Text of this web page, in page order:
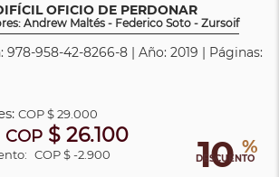
OFICIO DE PERDONAR
Andrew Maltés - Federico Soto - Zursoif
978-958-42-8266-8 | Año: 2019 | Páginas:
10 %
DESCUENTO
COP$ 29.000
COP $ 26.100
COP $ -2.900